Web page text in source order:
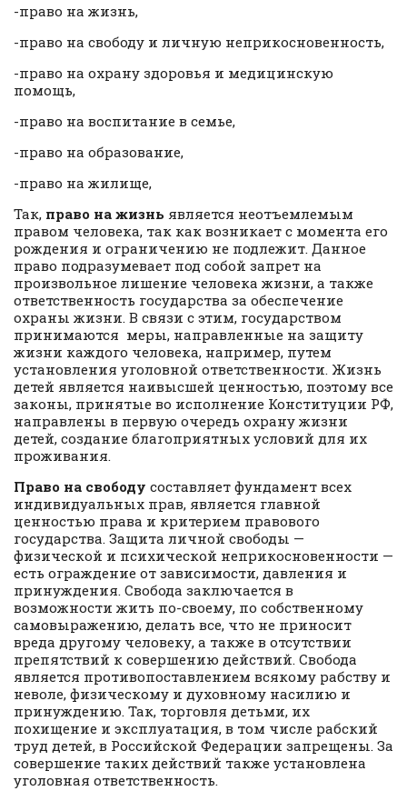
-право на жизнь,
-право на свободу и личную неприкосновенность,
-право на охрану здоровья и медицинскую
помощь,
-право на воспитание в семье,
-право на образование,
-право на жилище,
Так, право на жизнь является неотъемлемым
правом человека, так как возникает с момента его
рождения и ограничению не подлежит. Данное
право подразумевает под собой запрет на
произвольное лишение человека жизни, а также
ответственность государства за обеспечение
охраны жизни. В связи с этим, государством
принимаются меры, направленные на защиту
жизни каждого человека, например, путем
установления уголовной ответственности. Жизнь
детей является наивысшей ценностью, поэтому все
законы, принятые во исполнение Конституции РФ,
направлены в первую очередь охрану жизни
детей, создание благоприятных условий для их
проживания.
Право на свободу составляет фундамент всех
индивидуальных прав, является главной
ценностью права и критерием правового
государства. Защита личной свободы —
физической и психической неприкосновенности —
есть ограждение от зависимости, давления и
принуждения. Свобода заключается в
возможности жить по-своему, по собственному
самовыражению, делать все, что не приносит
вреда другому человеку, а также в отсутствии
препятствий к совершению действий. Свобода
является противопоставлением всякому рабству и
неволе, физическому и духовному насилию и
принуждению. Так, торговля детьми, их
похищение и эксплуатация, в том числе рабский
труд детей, в Российской Федерации запрещены. За
совершение таких действий также установлена
уголовная ответственность.